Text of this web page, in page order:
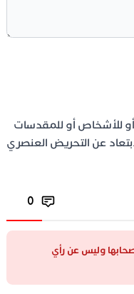
للأشخاص أو للمقدسات
عن التحريض العنصري
0
وليس عن رأي